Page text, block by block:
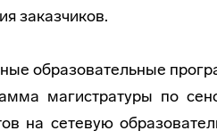
заказчиков.
образовательные
магистратуры по
на сетевую